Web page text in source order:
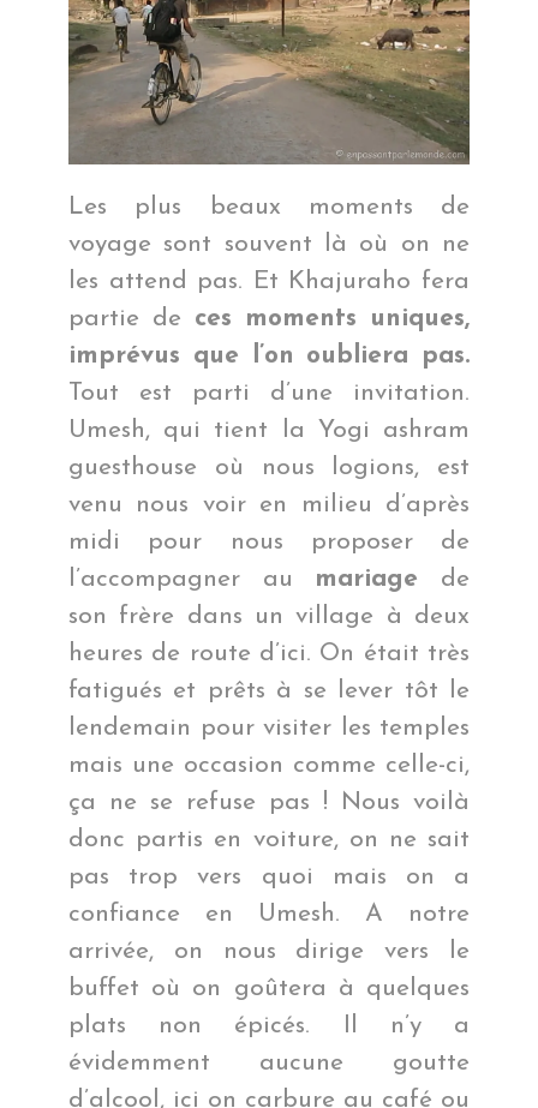
Les plus beaux moments de
voyage sont souvent là où on ne
les attend pas. Et Khajuraho fera
partie de ces moments uniques,
imprévus que l’on oubliera pas.
Tout est parti d’une invitation.
Umesh, qui tient la Yogi ashram
guesthouse où nous logions, est
venu nous voir en milieu d’après
midi pour nous proposer de
l’accompagner au mariage de
son frère dans un village à deux
heures de route d’ici. On était très
fatigués et prêts à se lever tôt le
lendemain pour visiter les temples
mais une occasion comme celle-ci,
ça ne se refuse pas ! Nous voilà
donc partis en voiture, on ne sait
pas trop vers quoi mais on a
confiance en Umesh. A notre
arrivée, on nous dirige vers le
buffet où on goûtera à quelques
plats non épicés. Il n’y a
évidemment aucune goutte
d’alcool, ici on carbure au café ou